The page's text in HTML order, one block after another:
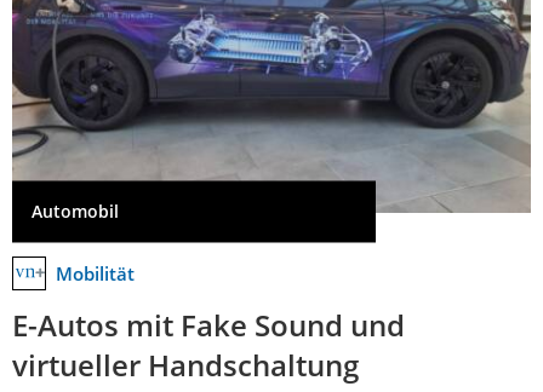
Automobil
Mobilität
E-Autos mit Fake Sound und
virtueller Handschaltung